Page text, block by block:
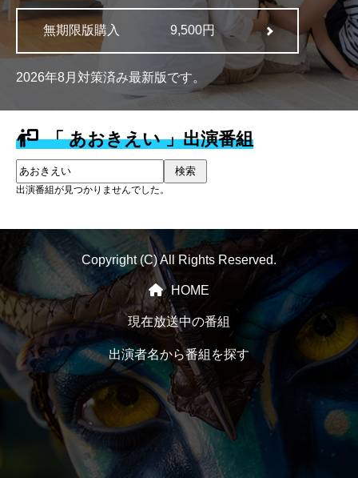
無期限版購入 9,500円
2026年8月対策済み最新版です。
「 あおきえい 」出演番組
検索
出演番組が見つかりませんでした。
Copyright (C) All Rights Reserved.
HOME
現在放送中の番組
出演者名から番組を探す